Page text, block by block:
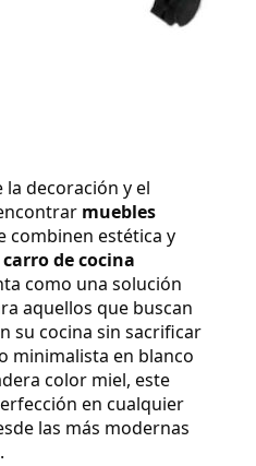
la decoración y el
muebles
combinen estética y
carro de cocina
como una solución
aquellos que buscan
su cocina sin sacrificar
minimalista en blanco
color miel, este
en cualquier
las más modernas